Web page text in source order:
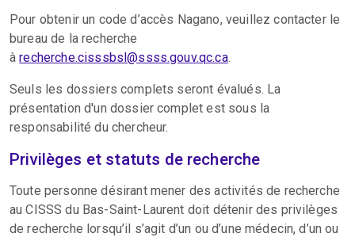
Pour obtenir un code d’accès Nagano, veuillez contacter le
bureau de la recherche
àrecherche.cisssbsl@ssss.gouv.qc.ca.
Seuls les dossiers complets seront évalués. La
présentation d'un dossier complet est sous la
responsabilité du chercheur.
Privilèges et statuts de recherche
Toute personne désirant mener des activités de recherche
au CISSS du Bas-Saint-Laurent doit détenir des privilèges
de recherche lorsqu’il s’agit d’un ou d’une médecin, d’un ou